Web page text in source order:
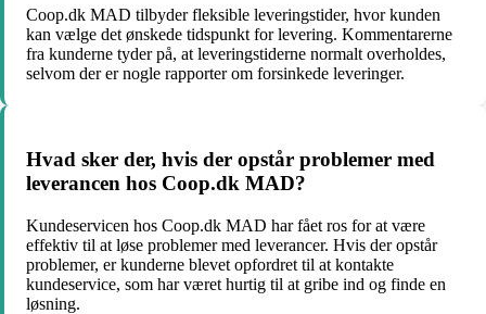
Coop.dk MAD tilbyder fleksible leveringstider, hvor kunden
kan vælge det ønskede tidspunkt for levering. Kommentarerne
fra kunderne tyder på, at leveringstiderne normalt overholdes,
selvom der er nogle rapporter om forsinkede leveringer.
Hvad sker der, hvis der opstår problemer med
leverancen hos Coop.dk MAD?
Kundeservicen hos Coop.dk MAD har fået ros for at være
effektiv til at løse problemer med leverancer. Hvis der opstår
problemer, er kunderne blevet opfordret til at kontakte
kundeservice, som har været hurtig til at gribe ind og finde en
løsning.